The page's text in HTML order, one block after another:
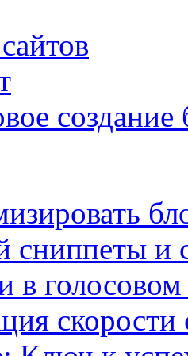
создание
сниппеты и
в